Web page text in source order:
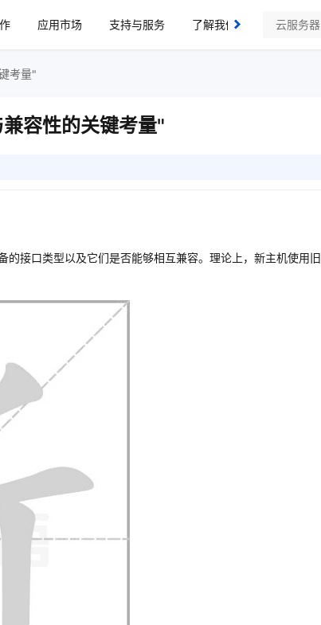
应用市场 支持与服务
了解我们
考量"
容性的关键考量"
接口类型以及它们是否能够相互兼容。理论上，新主机使用旧